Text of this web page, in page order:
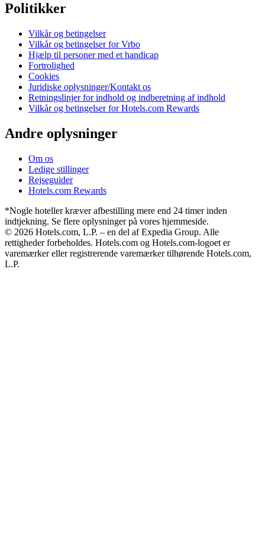
Politikker
Vilkår og betingelser
Vilkår og betingelser for Vrbo
Hjælp til personer med et handicap
Fortrolighed
Cookies
Juridiske oplysninger/Kontakt os
Retningslinjer for indhold og indberetning af indhold
Vilkår og betingelser for Hotels.com Rewards
Andre oplysninger
Om os
Ledige stillinger
Rejseguider
Hotels.com Rewards
*Nogle hoteller kræver afbestilling mere end 24 timer inden
indtjekning. Se flere oplysninger på vores hjemmeside.
© 2026 Hotels.com, L.P. – en del af Expedia Group. Alle
rettigheder forbeholdes. Hotels.com og Hotels.com-logoet er
varemærker eller registrerende varemærker tilhørende Hotels.com,
L.P.